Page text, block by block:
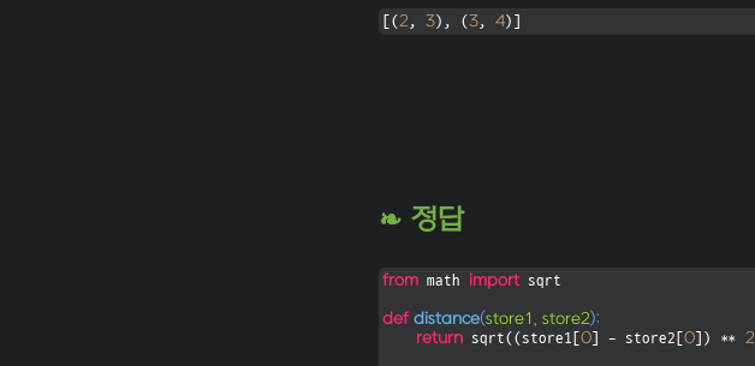
[(2, 3), (3, 4)]
❧ 정답
from math import sqrt
def distance(store1, store2):
return sqrt((store1[0] - store2[0]) ** 2